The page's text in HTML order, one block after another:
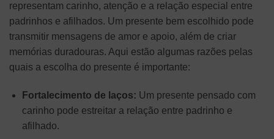
representam carinho, atenção e a relação especial entre
padrinhos e afilhados. Um presente bem escolhido pode
transmitir mensagens de amor e apoio, além de criar
memórias duradouras. Aqui estão algumas razões pelas
quais a escolha do presente é importante:
Fortalecimento de laços: Um presente pensado com
carinho pode estreitar a relação entre padrinho e
afilhado.